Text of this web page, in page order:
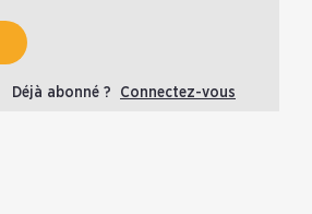
Déjà abonné ? Connectez-vous